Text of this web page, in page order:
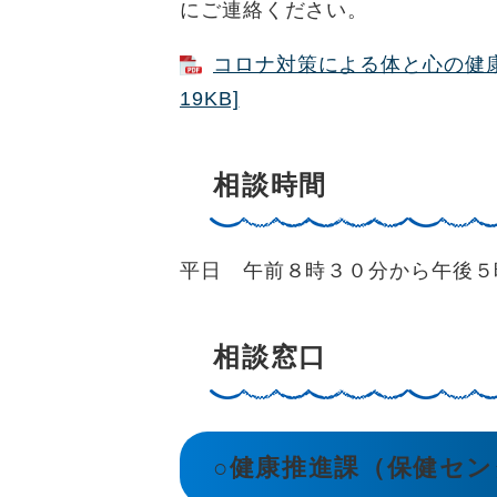
にご連絡ください。
コロナ対策による体と心の
19KB]
相談時間
平日 午前８時３０分から午後５
相談窓口
○健康推進課（保健セ